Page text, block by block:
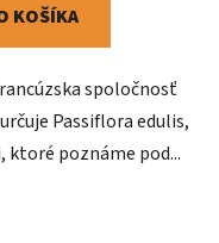
KOŠÍKA
spoločnosť
Passiflora edulis,
poznáme pod...